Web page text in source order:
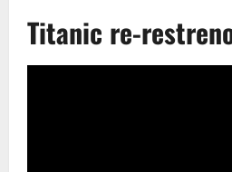
Titanic re-